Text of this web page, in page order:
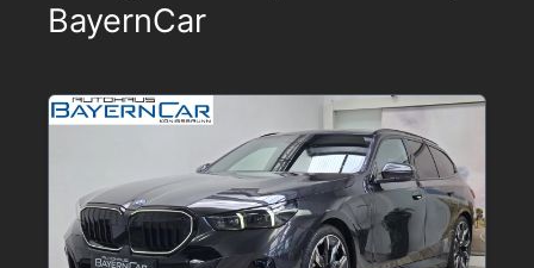
BayernCar